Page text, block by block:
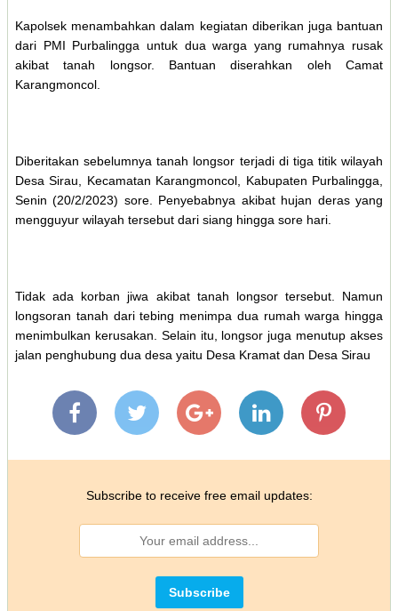
Kapolsek menambahkan dalam kegiatan diberikan juga bantuan
dari PMI Purbalingga untuk dua warga yang rumahnya rusak
akibat tanah longsor. Bantuan diserahkan oleh Camat
Karangmoncol.
Diberitakan sebelumnya tanah longsor terjadi di tiga titik wilayah
Desa Sirau, Kecamatan Karangmoncol, Kabupaten Purbalingga,
Senin (20/2/2023) sore. Penyebabnya akibat hujan deras yang
mengguyur wilayah tersebut dari siang hingga sore hari.
Tidak ada korban jiwa akibat tanah longsor tersebut. Namun
longsoran tanah dari tebing menimpa dua rumah warga hingga
menimbulkan kerusakan. Selain itu, longsor juga menutup akses
jalan penghubung dua desa yaitu Desa Kramat dan Desa Sirau
Subscribe to receive free email updates: